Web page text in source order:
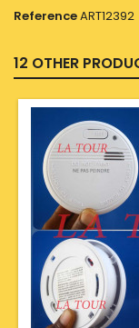
ReferenceART12392
12 OTHER